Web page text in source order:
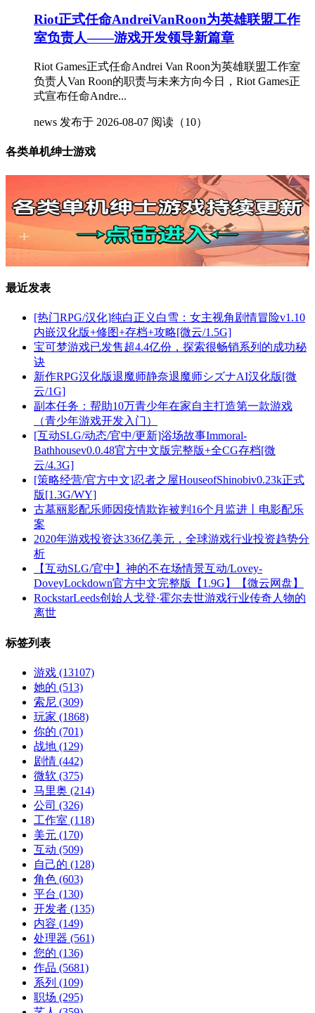
Riot正式任命AndreiVanRoon为英雄联盟工作
室负责人——游戏开发领导新篇章
Riot Games正式任命Andrei Van Roon为英雄联盟工作室
负责人Van Roon的职责与未来方向今日，Riot Games正
式宣布任命Andre...
news 发布于 2026-08-07 阅读（10）
各类单机绅士游戏
最近发表
[热门RPG/汉化]纯白正义白雪：女主视角剧情冒险v1.10
内嵌汉化版+修图+存档+攻略[微云/1.5G]
宝可梦游戏已发售超4.4亿份，探索很畅销系列的成功秘
诀
新作RPG汉化版退魔师静奈退魔师シズナAI汉化版[微
云/1G]
副本任务：帮助10万青少年在家自主打造第一款游戏
（青少年游戏开发入门）
[互动SLG/动态/官中/更新]浴场故事Immoral-
Bathhousev0.0.48官方中文版完整版+全CG存档[微
云/4.3G]
[策略经营/官方中文]忍者之屋HouseofShinobiv0.23k正式
版[1.3G/WY]
古墓丽影配乐师因疫情欺诈被判16个月监进丨电影配乐
案
2020年游戏投资达336亿美元，全球游戏行业投资趋势分
析
【互动SLG/官中】神的不在场情景互动/Lovey-
DoveyLockdown官方中文完整版【1.9G】【微云网盘】
RockstarLeeds创始人戈登·霍尔去世游戏行业传奇人物的
离世
标签列表
游戏 (13107)
她的 (513)
索尼 (309)
玩家 (1868)
你的 (701)
战地 (129)
剧情 (442)
微软 (375)
马里奥 (214)
公司 (326)
工作室 (118)
美元 (170)
互动 (509)
自己的 (128)
角色 (603)
平台 (130)
开发者 (135)
内容 (149)
处理器 (561)
您的 (136)
作品 (5681)
系列 (109)
职场 (295)